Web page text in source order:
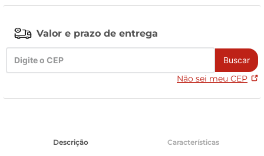
Valor e prazo de entrega
Buscar
Não sei meu CEP
Descrição Características